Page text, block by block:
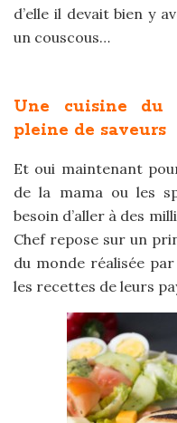
d’elle il devait bien y
un couscous…
Une cuisine du
pleine de saveurs
Et oui maintenant
de la mama ou les
besoin d’aller à des
Chef repose sur un
du monde réalisée
les recettes de leurs